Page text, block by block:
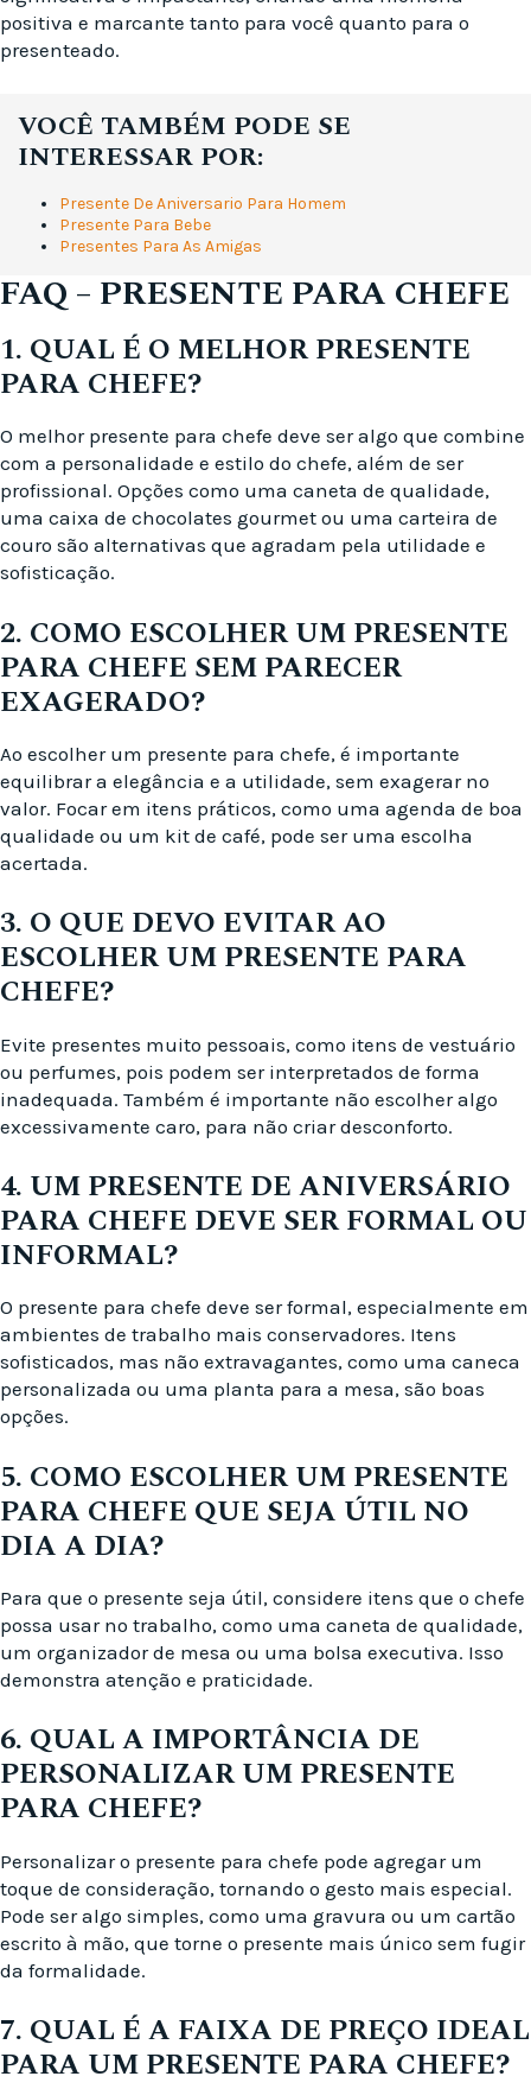
positiva e marcante tanto para você quanto para o
presenteado.
VOCÊ TAMBÉM PODE SE
INTERESSAR POR:
Presente De Aniversario Para Homem
Presente Para Bebe
Presentes Para As Amigas
FAQ – PRESENTE PARA CHEFE
1. QUAL É O MELHOR PRESENTE
PARA CHEFE?
O melhor presente para chefe deve ser algo que combine
com a personalidade e estilo do chefe, além de ser
profissional. Opções como uma caneta de qualidade,
uma caixa de chocolates gourmet ou uma carteira de
couro são alternativas que agradam pela utilidade e
sofisticação.
2. COMO ESCOLHER UM PRESENTE
PARA CHEFE SEM PARECER
EXAGERADO?
Ao escolher um presente para chefe, é importante
equilibrar a elegância e a utilidade, sem exagerar no
valor. Focar em itens práticos, como uma agenda de boa
qualidade ou um kit de café, pode ser uma escolha
acertada.
3. O QUE DEVO EVITAR AO
ESCOLHER UM PRESENTE PARA
CHEFE?
Evite presentes muito pessoais, como itens de vestuário
ou perfumes, pois podem ser interpretados de forma
inadequada. Também é importante não escolher algo
excessivamente caro, para não criar desconforto.
4. UM PRESENTE DE ANIVERSÁRIO
PARA CHEFE DEVE SER FORMAL OU
INFORMAL?
O presente para chefe deve ser formal, especialmente em
ambientes de trabalho mais conservadores. Itens
sofisticados, mas não extravagantes, como uma caneca
personalizada ou uma planta para a mesa, são boas
opções.
5. COMO ESCOLHER UM PRESENTE
PARA CHEFE QUE SEJA ÚTIL NO
DIA A DIA?
Para que o presente seja útil, considere itens que o chefe
possa usar no trabalho, como uma caneta de qualidade,
um organizador de mesa ou uma bolsa executiva. Isso
demonstra atenção e praticidade.
6. QUAL A IMPORTÂNCIA DE
PERSONALIZAR UM PRESENTE
PARA CHEFE?
Personalizar o presente para chefe pode agregar um
toque de consideração, tornando o gesto mais especial.
Pode ser algo simples, como uma gravura ou um cartão
escrito à mão, que torne o presente mais único sem fugir
da formalidade.
7. QUAL É A FAIXA DE PREÇO IDEAL
PARA UM PRESENTE PARA CHEFE?